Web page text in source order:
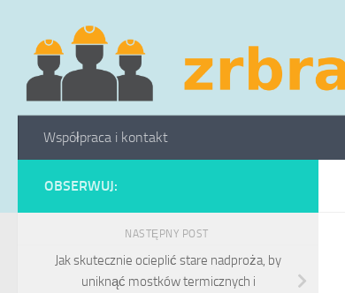
Skip to content
Współpraca i kontakt
OBSERWUJ:
NASTĘPNY POST
Jak skutecznie ocieplić stare nadproża, by
uniknąć mostków termicznych i